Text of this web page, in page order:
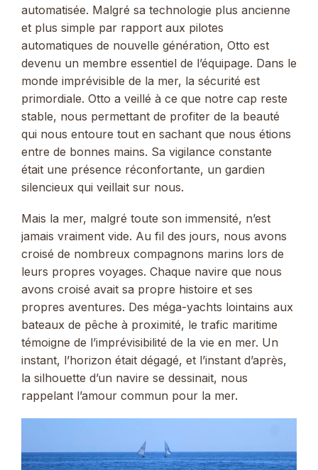
automatisée. Malgré sa technologie plus ancienne
et plus simple par rapport aux pilotes
automatiques de nouvelle génération, Otto est
devenu un membre essentiel de l’équipage. Dans le
monde imprévisible de la mer, la sécurité est
primordiale. Otto a veillé à ce que notre cap reste
stable, nous permettant de profiter de la beauté
qui nous entoure tout en sachant que nous étions
entre de bonnes mains. Sa vigilance constante
était une présence réconfortante, un gardien
silencieux qui veillait sur nous.
Mais la mer, malgré toute son immensité, n’est
jamais vraiment vide. Au fil des jours, nous avons
croisé de nombreux compagnons marins lors de
leurs propres voyages. Chaque navire que nous
avons croisé avait sa propre histoire et ses
propres aventures. Des méga-yachts lointains aux
bateaux de pêche à proximité, le trafic maritime
témoigne de l’imprévisibilité de la vie en mer. Un
instant, l’horizon était dégagé, et l’instant d’après,
la silhouette d’un navire se dessinait, nous
rappelant l’amour commun pour la mer.